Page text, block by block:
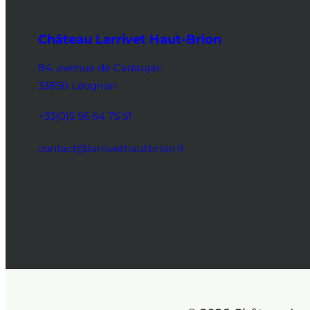
Château Larrivet Haut-Brion
84, avenue de Cadaujac
33850 Léognan
+33(0)5 56 64 75 51
contact@larrivethautbrion.fr